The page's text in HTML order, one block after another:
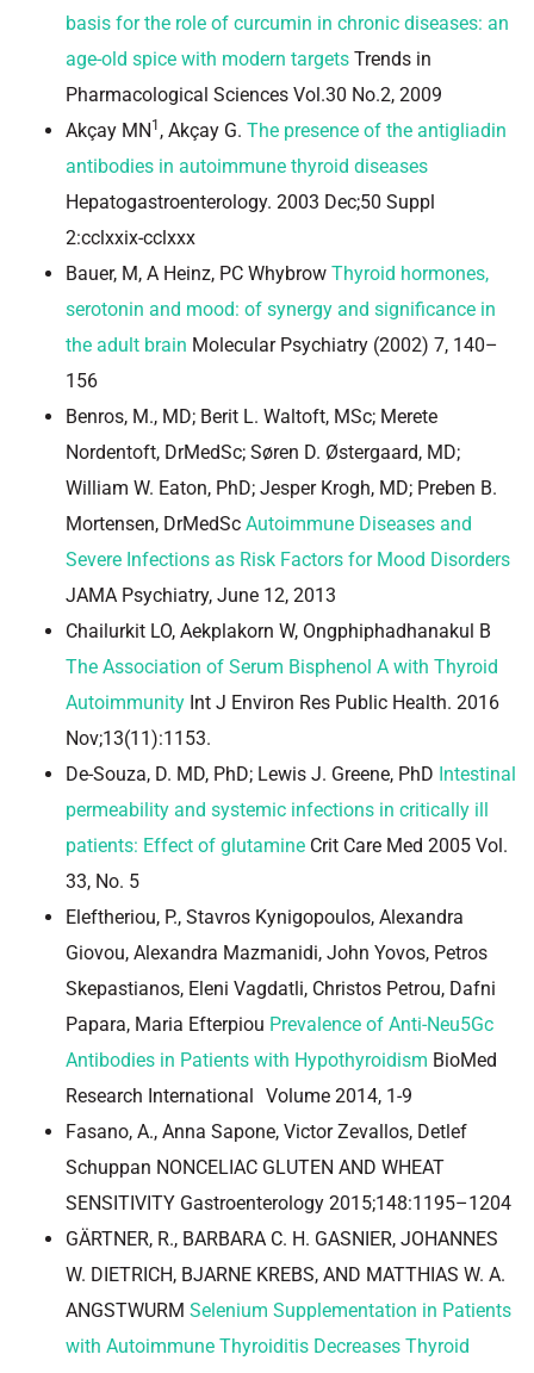
basis for the role of curcumin in chronic diseases: an
age-old spice with modern targets Trends in
Pharmacological Sciences Vol.30 No.2, 2009
Akçay MN1 , Akçay G. The presence of the antigliadin
antibodies in autoimmune thyroid diseases
Hepatogastroenterology. 2003 Dec;50 Suppl
2:cclxxix-cclxxx
Bauer, M, A Heinz, PC Whybrow Thyroid hormones,
serotonin and mood: of synergy and significance in
the adult brain Molecular Psychiatry (2002) 7, 140–
156
Benros, M., MD; Berit L. Waltoft, MSc; Merete
Nordentoft, DrMedSc; Søren D. Østergaard, MD;
William W. Eaton, PhD; Jesper Krogh, MD; Preben B.
Mortensen, DrMedSc Autoimmune Diseases and
Severe Infections as Risk Factors for Mood Disorders
JAMA Psychiatry, June 12, 2013
Chailurkit LO, Aekplakorn W, Ongphiphadhanakul B
The Association of Serum Bisphenol A with Thyroid
Autoimmunity Int J Environ Res Public Health. 2016
Nov;13(11):1153.
De-Souza, D. MD, PhD; Lewis J. Greene, PhD Intestinal
permeability and systemic infections in critically ill
patients: Effect of glutamine Crit Care Med 2005 Vol.
33, No. 5
Eleftheriou, P., Stavros Kynigopoulos, Alexandra
Giovou, Alexandra Mazmanidi, John Yovos, Petros
Skepastianos, Eleni Vagdatli, Christos Petrou, Dafni
Papara, Maria Efterpiou Prevalence of Anti-Neu5Gc
Antibodies in Patients with Hypothyroidism BioMed
Research International Volume 2014, 1-9
Fasano, A., Anna Sapone, Victor Zevallos, Detlef
Schuppan NONCELIAC GLUTEN AND WHEAT
SENSITIVITY Gastroenterology 2015;148:1195–1204
GÄRTNER, R., BARBARA C. H. GASNIER, JOHANNES
W. DIETRICH, BJARNE KREBS, AND MATTHIAS W. A.
ANGSTWURM Selenium Supplementation in Patients
with Autoimmune Thyroiditis Decreases Thyroid